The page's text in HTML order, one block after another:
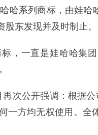
哈系列商标，由娃哈
股东发现并及时制止。
，一直是娃哈哈集
次公开强调：根据
一方均无权使用。全